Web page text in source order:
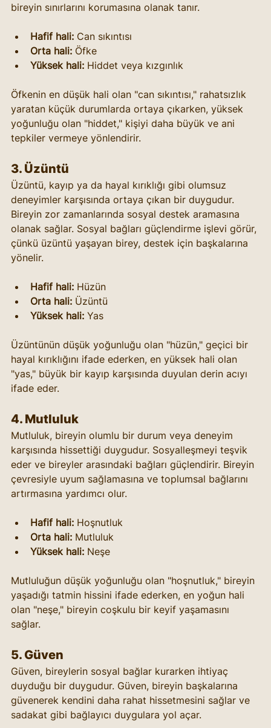
bireyin sınırlarını korumasına olanak tanır.
Hafif hali: Can sıkıntısı
Orta hali: Öfke
Yüksek hali: Hiddet veya kızgınlık
Öfkenin en düşük hali olan "can sıkıntısı," rahatsızlık
yaratan küçük durumlarda ortaya çıkarken, yüksek
yoğunluğu olan "hiddet," kişiyi daha büyük ve ani
tepkiler vermeye yönlendirir.
3. Üzüntü
Üzüntü, kayıp ya da hayal kırıklığı gibi olumsuz
deneyimler karşısında ortaya çıkan bir duygudur.
Bireyin zor zamanlarında sosyal destek aramasına
olanak sağlar. Sosyal bağları güçlendirme işlevi görür,
çünkü üzüntü yaşayan birey, destek için başkalarına
yönelir.
Hafif hali: Hüzün
Orta hali: Üzüntü
Yüksek hali: Yas
Üzüntünün düşük yoğunluğu olan "hüzün," geçici bir
hayal kırıklığını ifade ederken, en yüksek hali olan
"yas," büyük bir kayıp karşısında duyulan derin acıyı
ifade eder.
4. Mutluluk
Mutluluk, bireyin olumlu bir durum veya deneyim
karşısında hissettiği duygudur. Sosyalleşmeyi teşvik
eder ve bireyler arasındaki bağları güçlendirir. Bireyin
çevresiyle uyum sağlamasına ve toplumsal bağlarını
artırmasına yardımcı olur.
Hafif hali: Hoşnutluk
Orta hali: Mutluluk
Yüksek hali: Neşe
Mutluluğun düşük yoğunluğu olan "hoşnutluk," bireyin
yaşadığı tatmin hissini ifade ederken, en yoğun hali
olan "neşe," bireyin coşkulu bir keyif yaşamasını
sağlar.
5. Güven
Güven, bireylerin sosyal bağlar kurarken ihtiyaç
duyduğu bir duygudur. Güven, bireyin başkalarına
güvenerek kendini daha rahat hissetmesini sağlar ve
sadakat gibi bağlayıcı duygulara yol açar.